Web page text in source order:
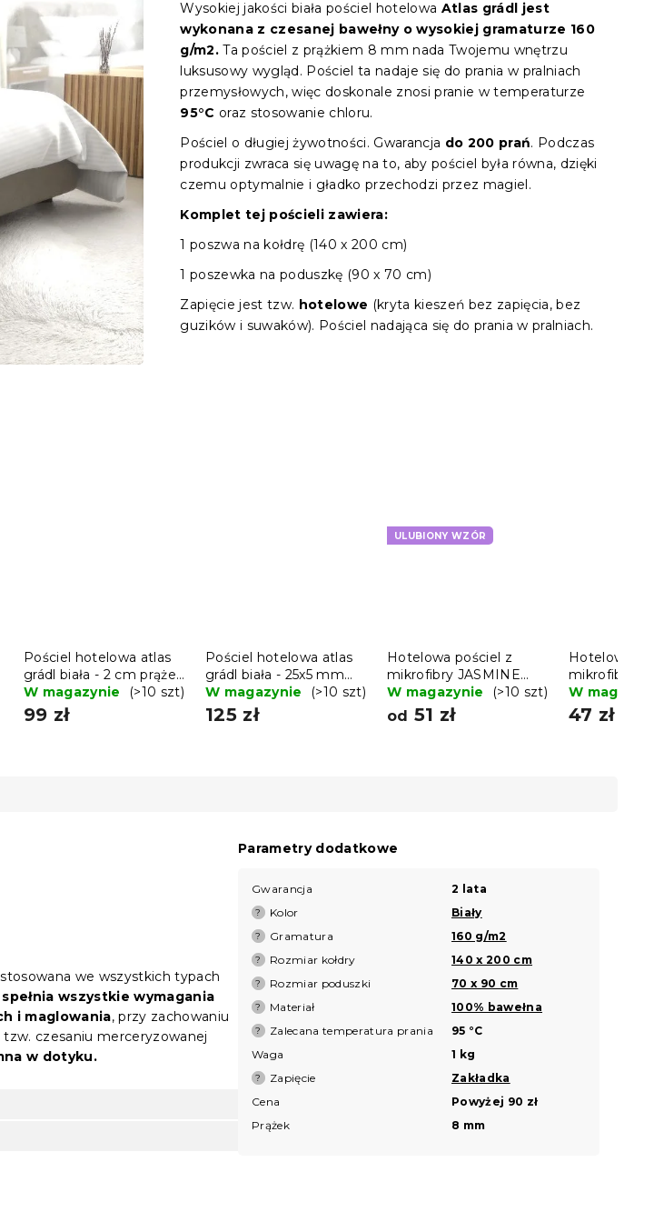
Wysokiej jakości biała pościel hotelowa Atlas grádl jest
wykonana z czesanej bawełny o wysokiej gramaturze 160
g/m2. Ta pościel z prążkiem 8 mm nada Twojemu wnętrzu
luksusowy wygląd. Pościel ta nadaje się do prania w pralniach
przemysłowych, więc doskonale znosi pranie w temperaturze
95°C oraz stosowanie chloru.
Pościel o długiej żywotności. Gwarancja do 200 prań. Podczas
produkcji zwraca się uwagę na to, aby pościel była równa, dzięki
czemu optymalnie i gładko przechodzi przez magiel.
Komplet tej pościeli zawiera:
1 poszwa na kołdrę (140 x 200 cm)
1 poszewka na poduszkę (90 x 70 cm)
Zapięcie jest tzw. hotelowe (kryta kieszeń bez zapięcia, bez
guzików i suwaków). Pościel nadająca się do prania w pralniach.
Pościel hotelowa atlas
grádl biała - 2 cm prążek
bawełna
W magazynie (>10 szt)
99 zł
Pościel hotelowa atlas
grádl biała - 25x5 mm
prążek czesana bawełna
W magazynie (>10 szt)
125 zł
ULUBIONY WZÓR
Hotelowa pościel z
mikrofibry JASMINE
jasnoszara - pasek 2 cm,
hotelowa kieszeń
W magazynie (>10 szt)
od 51 zł
Hotelowa
mikrofibry
PURE
pasek 1 cm
W
47 zł
we wszystkich typach
spełnia wszystkie wymagania
i maglowania, przy zachowaniu
tzw. czesaniu merceryzowanej
w dotyku.
Parametry dodatkowe
Gwarancja 2 lata
? Kolor Biały
? Gramatura 160 g/m2
? Rozmiar kołdry 140 x 200 cm
? Rozmiar poduszki 70 x 90 cm
? Materiał 100% bawełna
? Zalecana temperatura prania
95 °C
Waga
1 kg
? Zapięcie
Zakładka
Cena
Powyżej 90 zł
Prążek
8 mm